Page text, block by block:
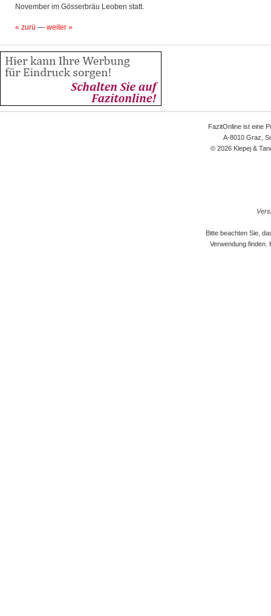
November im Gösserbräu Leoben statt.
« zurü — weiter »
FazitOnline ist eine
A-8010 Graz,
© 2026 Klepej &
Bitte beachten Sie,
Verwendung finden.